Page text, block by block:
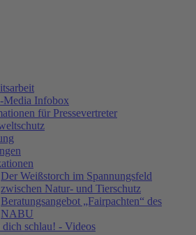
Media Infobox
für Pressevertreter
Der Weißstorch im Spannungsfeld
zwischen Natur- und Tierschutz
Beratungsangebot „Fairpachten“ des
NABU
dich schlau! - Videos